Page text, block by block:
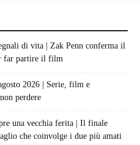
di vita | Zak Penn conferma il
far partire il film
2026 | Serie, film e
perdere
una vecchia ferita | Il finale
che coinvolge i due più amati